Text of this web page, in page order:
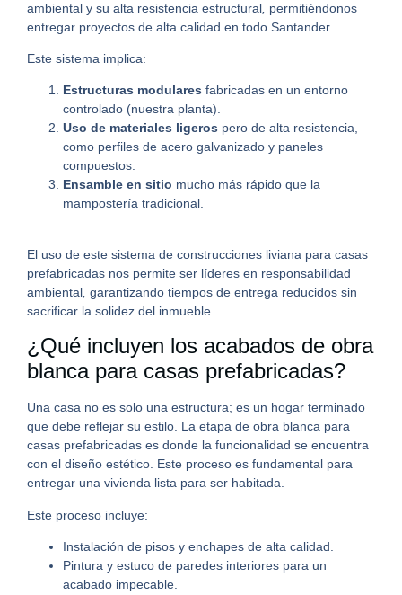
ambiental y su alta resistencia estructural permitiéndonos
entregar proyectos de alta calidad en todo Santander.
Este sistema implica:
Estructuras modulares fabricadas en un entorno
controlado (nuestra planta).
Uso de materiales ligeros pero de alta resistencia,
como perfiles de acero galvanizado y paneles
compuestos.
Ensamble en sitio mucho más rápido que la
mampostería tradicional.
El uso de este sistema de construcciones liviana para casas
prefabricadas nos permite ser líderes en responsabilidad
ambiental garantizando tiempos de entrega reducidos sin
sacrificar la solidez del inmueble.
¿Qué incluyen los acabados de obra
blanca para casas prefabricadas?
Una casa no es solo una estructura; es un hogar terminado
que debe reflejar su estilo. La etapa de obra blanca para
casas prefabricadas es donde la funcionalidad se encuentra
con el diseño estético. Este proceso es fundamental para
entregar una vivienda lista para ser habitada.
Este proceso incluye:
Instalación de pisos y enchapes de alta calidad.
Pintura y estuco de paredes interiores para un
acabado impecable.